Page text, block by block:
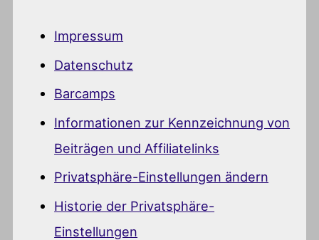
Impressum
Datenschutz
Barcamps
Informationen zur Kennzeichnung von
Beiträgen und Affiliatelinks
Privatsphäre-Einstellungen ändern
Historie der Privatsphäre-
Einstellungen